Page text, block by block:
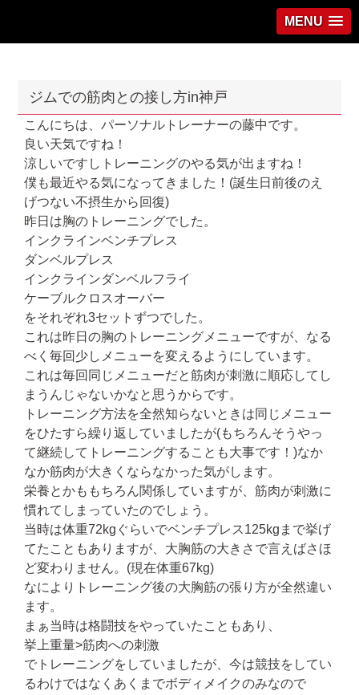
MENU
ジムでの筋肉との接し方in神戸
こんにちは、パーソナルトレーナーの藤中です。
良い天気ですね！
涼しいですしトレーニングのやる気が出ますね！
僕も最近やる気になってきました！(誕生日前後のえ
げつない不摂生から回復)
昨日は胸のトレーニングでした。
インクラインベンチプレス
ダンベルプレス
インクラインダンベルフライ
ケーブルクロスオーバー
をそれぞれ3セットずつでした。
これは昨日の胸のトレーニングメニューですが、なる
べく毎回少しメニューを変えるようにしています。
これは毎回同じメニューだと筋肉が刺激に順応してし
まうんじゃないかなと思うからです。
トレーニング方法を全然知らないときは同じメニュー
をひたすら繰り返していましたが(もちろんそうやっ
て継続してトレーニングすることも大事です！)なか
なか筋肉が大きくならなかった気がします。
栄養とかももちろん関係していますが、筋肉が刺激に
慣れてしまっていたのでしょう。
当時は体重72kgぐらいでベンチプレス125kgまで挙げ
てたこともありますが、大胸筋の大きさで言えばさほ
ど変わりません。(現在体重67kg)
なによりトレーニング後の大胸筋の張り方が全然違い
ます。
まぁ当時は格闘技をやっていたこともあり、
挙上重量>筋肉への刺激
でトレーニングをしていましたが、今は競技をしてい
るわけではなくあくまでボディメイクのみなので